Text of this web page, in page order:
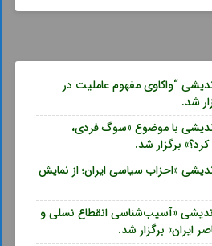
“واکاوی مفهوم عاملیت در
شد.
با موضوع «سوگ فردی،
برگزار شد.
«احزاب سیاسی ایران؛ از نمایش
«آسیب‌شناسی انقطاع نسلی و
ایران» برگزار شد.